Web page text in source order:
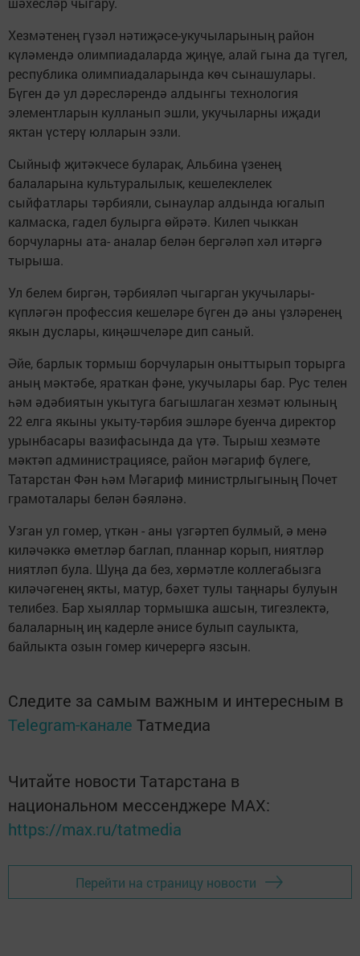
Хезмәтенең гүзәл нәтиҗәсе-укучыларының район
күләмендә олимпиадаларда җиңүе, алай гына да түгел,
республика олимпиадаларында көч сынашулары.
Бүген дә ул дәресләрендә алдынгы технология
элементларын кулланып эшли, укучыларны иҗади
яктан үстерү юлларын эзли.
Сыйныф җитәкчесе буларак, Альбина үзенең
балаларына культуралылык, кешелеклелек
сыйфатлары тәрбияли, сынаулар алдында югалып
калмаска, гадел булырга өйрәтә. Килеп чыккан
борчуларны ата- аналар белән бергәләп хәл итәргә
тырыша.
Ул белем биргән, тәрбияләп чыгарган укучылары-
күпләгән профессия кешеләре бүген дә аны үзләренең
якын дуслары, киңәшчеләре дип саный.
Әйе, барлык тормыш борчуларын оныттырып торырга
аның мәктәбе, яраткан фәне, укучылары бар. Рус телен
һәм әдәбиятын укытуга багышлаган хезмәт юлының
22 елга якыны укыту-тәрбия эшләре буенча директор
урынбасары вазифасында да үтә. Тырыш хезмәте
мәктәп администрациясе, район мәгариф бүлеге,
Татарстан Фән һәм Мәгариф министрлыгының Почет
грамоталары белән бәяләнә.
Узган ул гомер, үткән - аны үзгәртеп булмый, ә менә
киләчәккә өметләр баглап, планнар корып, ниятләр
ниятләп була. Шуңа да без, хөрмәтле коллегабызга
киләчәгенең якты, матур, бәхет тулы таңнары булуын
телибез. Бар хыяллар тормышка ашсын, тигезлектә,
балаларның иң кадерле әнисе булып саулыкта,
байлыкта озын гомер кичерергә язсын.
Следите за самым важным и интересным в
Telegram-канале Татмедиа
Читайте новости Татарстана в
национальном мессенджере MАХ:
https://max.ru/tatmedia
Перейти на страницу новости